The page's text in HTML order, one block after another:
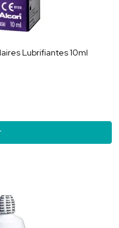
Lubrifiantes 10ml